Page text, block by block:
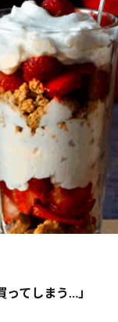
ってしまう…」